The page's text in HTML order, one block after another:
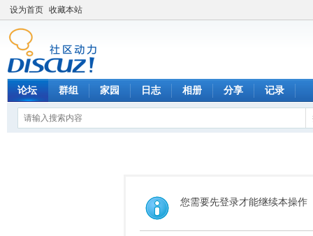
设为首页 收藏本站
论坛 群组 家园 日志 相册 分享 记录
您需要先登录才能继续本操作